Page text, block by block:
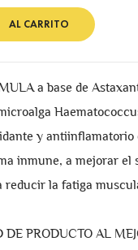
AL CARRITO
a base de
y antiinflamatorio
inmune, a mejorar el
reducir la fatiga
PRODUCTO AL